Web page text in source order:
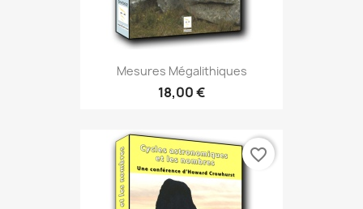
Mesures Mégalithiques
18,00 €
favorite_border